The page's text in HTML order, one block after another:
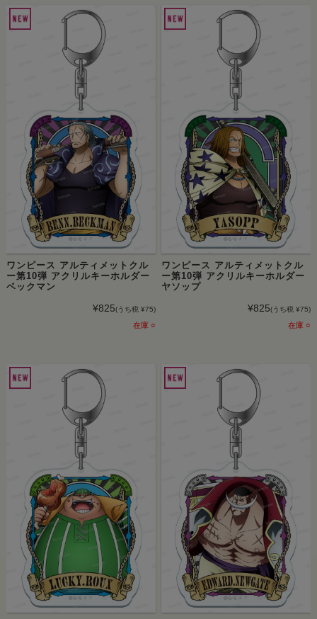
ワンピース アルティメットクル
ー第10弾 アクリルキーホルダー
ベックマン
¥825(うち税 ¥75)
在庫 ○
ワンピース アルティメットクル
ー第10弾 アクリルキーホルダー
ヤソップ
¥825(うち税 ¥75)
在庫 ○